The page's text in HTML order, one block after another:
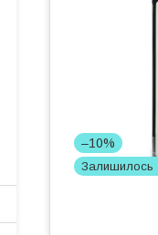
–10%
Залишилось